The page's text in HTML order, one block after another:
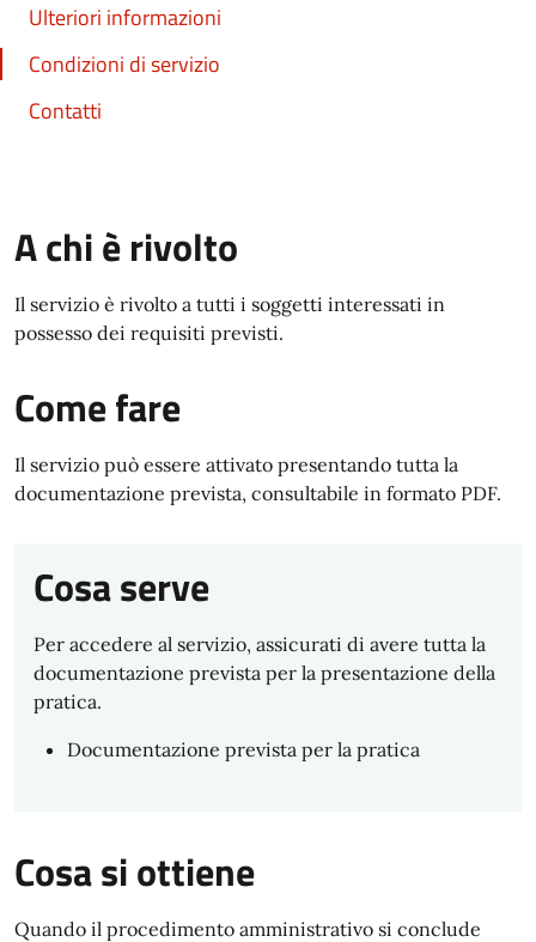
Ulteriori informazioni
Condizioni di servizio
Contatti
A chi è rivolto
Il servizio è rivolto a tutti i soggetti interessati in
possesso dei requisiti previsti.
Come fare
Il servizio può essere attivato presentando tutta la
documentazione prevista, consultabile in formato PDF.
Cosa serve
Per accedere al servizio, assicurati di avere tutta la
documentazione prevista per la presentazione della
pratica.
Documentazione prevista per la pratica
Cosa si ottiene
Quando il procedimento amministrativo si conclude